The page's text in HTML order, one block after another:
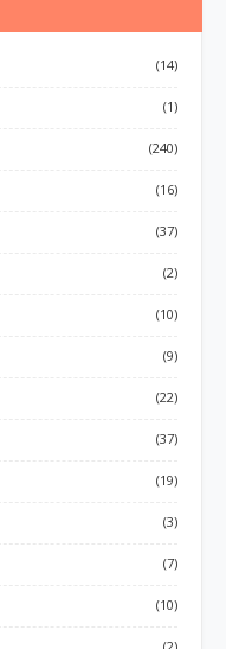
(14)
(1)
(240)
(16)
(37)
(2)
(10)
(9)
(22)
(37)
(19)
(3)
(7)
(10)